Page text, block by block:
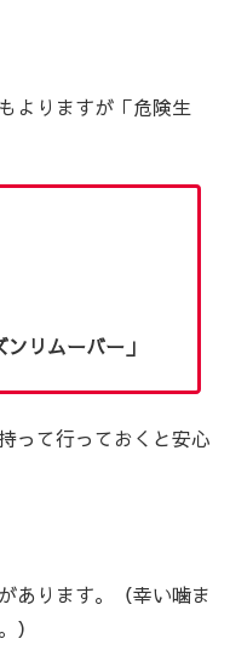
よりますが「危険生
リムーバー」
って行っておくと安心
あります。（幸い噛ま
）